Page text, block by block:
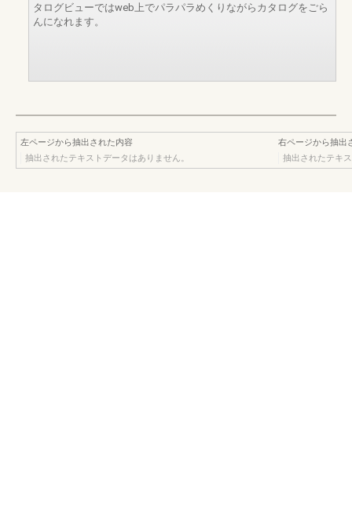
タログビューではweb上でパラパラめくりながらカタログをごら
んになれます。
左ページから抽出された内容
抽出されたテキストデータはありません。
右ページから抽出
抽出されたテキ